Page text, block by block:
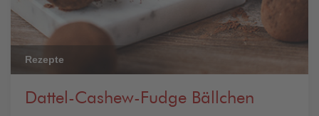
Rezepte
Dattel-Cashew-Fudge Bällchen